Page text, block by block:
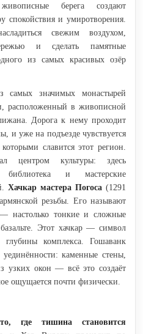
берега создают
спокойствия и умиротворения.
свежим воздухом,
и сделать памятные
из самых красивых озёр
значимых монастырей
расположенный в живописной
Дорога к нему проходит
и уже на подъезде чувствуется
славится этот регион.
центром культуры: здесь
библиотека и мастерские
Хачкар мастера Погоса (1291
резьбы. Его называют
настолько тонкие и сложные
Этот хачкар — символ
глубины комплекса. Гошаванк
каменные стены,
узких окон — всё это создаёт
ощущается почти физически.
где тишина становится